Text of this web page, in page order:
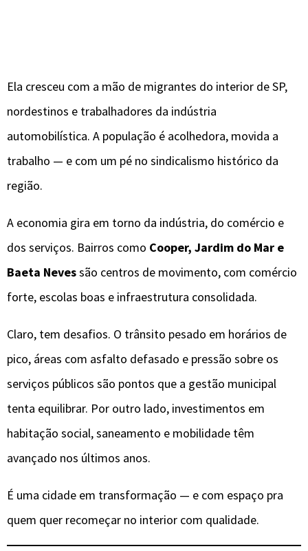
Ela cresceu com a mão de migrantes do interior de SP,
nordestinos e trabalhadores da indústria
automobilística. A população é acolhedora, movida a
trabalho — e com um pé no sindicalismo histórico da
região.
A economia gira em torno da indústria, do comércio e
dos serviços. Bairros como Cooper, Jardim do Mar e
Baeta Nevessão centros de movimento, com comércio
forte, escolas boas e infraestrutura consolidada.
Claro, tem desafios. O trânsito pesado em horários de
pico, áreas com asfalto defasado e pressão sobre os
serviços públicos são pontos que a gestão municipal
tenta equilibrar. Por outro lado, investimentos em
habitação social, saneamento e mobilidade têm
avançado nos últimos anos.
É uma cidade em transformação — e com espaço pra
quem quer recomeçar no interior com qualidade.